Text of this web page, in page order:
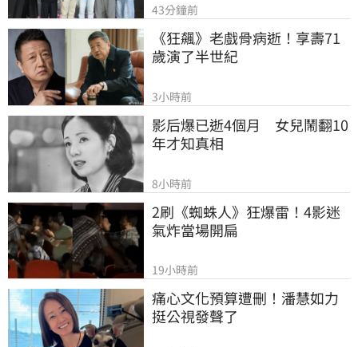
43分鐘前
《狂飆》老戲骨病逝！享壽71
歲演了半世紀
3小時前
影后爆已逝4個月　女兒鬧翻10
年才知真相
8小時前
2刷《蜘蛛人》狂爆雷！4影迷
氣炸當場開扁
19小時前
痛心文化預算遭刪！潘慧如力
挺公視發聲了